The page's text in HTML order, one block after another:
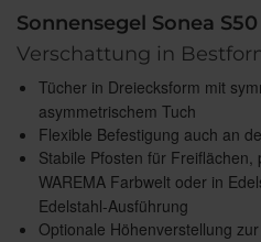
Sonnensegel Sonea S50
Verschattung in
Tücher in Dreiecksform mit
asymmetrischem Tuch
Flexible Befestigung auch an
Stabile Pfosten für
WAREMA Farbwelt oder in
Edelstahl-Ausführung
Optionale Höhenverstellung